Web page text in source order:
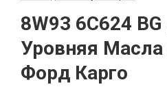
8W93 6C624
Уровняя
Форд Карго